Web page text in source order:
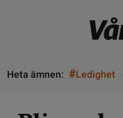
Heta ämnen: #Ledighet